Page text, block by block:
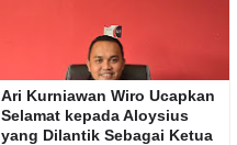
Ari Kurniawan Wiro Ucapkan
Selamat kepada Aloysius
yang Dilantik Sebagai Ketua